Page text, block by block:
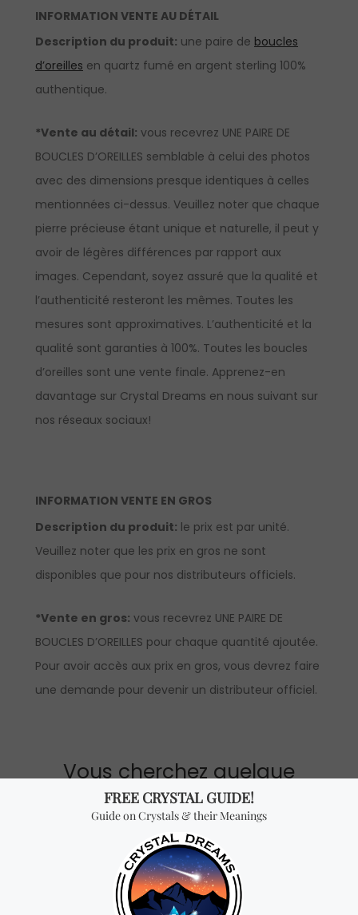
INFORMATION VENTE AU DÉTAIL
Description du produit: une paire de boucles
d’oreilles en quartz fumé en argent sterling 100%
authentique.
*Vente au détail: vous recevrez UNE PAIRE DE
BOUCLES D’OREILLES semblable à celui des photos
avec des dimensions presque identiques à celles
mentionnées ci-dessus. Veuillez noter que chaque
pierre précieuse étant unique et naturelle, il peut y
avoir de légères différences par rapport aux
images. Cependant, soyez assuré que la qualité et
l’authenticité resteront les mêmes. Toutes les
mesures sont approximatives. L’authenticité et la
qualité sont garanties à 100%. Toutes les boucles
d’oreilles sont une vente finale. Apprenez-en
davantage sur Crystal Dreams en nous suivant sur
nos réseaux sociaux!
INFORMATION VENTE EN GROS
Description du produit: le prix est par unité.
Veuillez noter que les prix en gros ne sont
disponibles que pour nos distributeurs officiels.
*Vente en gros: vous recevrez UNE PAIRE DE
BOUCLES D’OREILLES pour chaque quantité ajoutée.
Pour avoir accès aux prix en gros, vous devrez faire
une demande pour devenir un distributeur officiel.
Vous cherchez quelque
chose de spécial? Jetez
un coup d'œil à nos
produits les plus
vendus!